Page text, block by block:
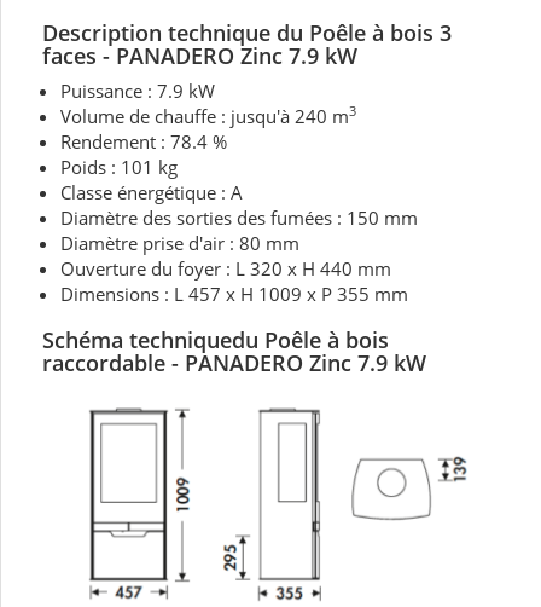
Description technique du Poêle à bois 3
faces - PANADERO Zinc 7.9 kW
Puissance : 7.9 kW
Volume de chauffe : jusqu'à 240 m3
Rendement : 78.4 %
Poids : 101 kg
Classe énergétique : A
Diamètre des sorties des fumées : 150 mm
Diamètre prise d'air : 80 mm
Ouverture du foyer : L 320 x H 440 mm
Dimensions : L 457 x H 1009 x P 355 mm
Schéma techniquedu Poêle à bois
raccordable - PANADERO Zinc 7.9 kW